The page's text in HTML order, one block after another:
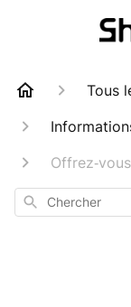
Tous
Chercher